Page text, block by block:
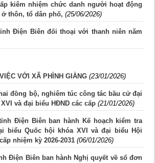
kiêm nhiệm chức danh người hoạt động
thôn, tổ dân phố, (25/06/2026)
Điện Biên đối thoại với thanh niên năm
VỚI XÃ PHÌNH GIÀNG (23/01/2026)
đồng bộ, nghiêm túc công tác bầu cử đại
và đại biểu HĐND các cấp (21/01/2026)
Điện Biên ban hành Kế hoạch kiểm tra
biểu Quốc hội khóa XVI và đại biểu Hội
nhiệm kỳ 2026-2031 (06/01/2026)
Điện Biên ban hành Nghị quyết về số đơn